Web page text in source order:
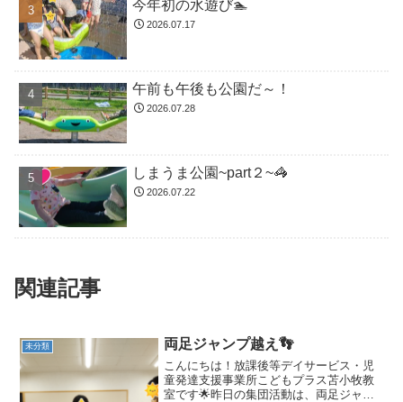
今年初の水遊び🏊
2026.07.17
午前も午後も公園だ～！
2026.07.28
しまうま公園~part２~🦓
2026.07.22
関連記事
未分類 両足ジャンプ越え👣
こんにちは！放課後等デイサービス・児
童発達支援事業所こどもプラス苫小牧教
室です🌟昨日の集団活動は、両足ジャン